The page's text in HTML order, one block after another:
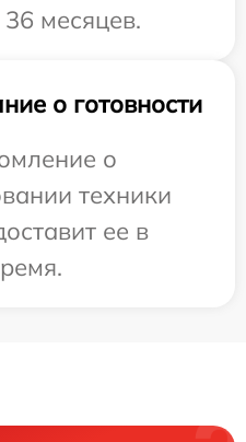
месяцев.
о готовности
о
техники
ее в